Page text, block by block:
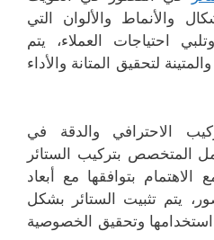
والأنماط والألوان التي
احتياجات العملاء، يتم
لتحقيق المتانة والأداء
الاحترافي والدقة في
المتخصص بتركيب الستائر
بتوافقها مع أبعاد
يتم تثبيت الستائر بشكل
وتحقيق الخصوصية